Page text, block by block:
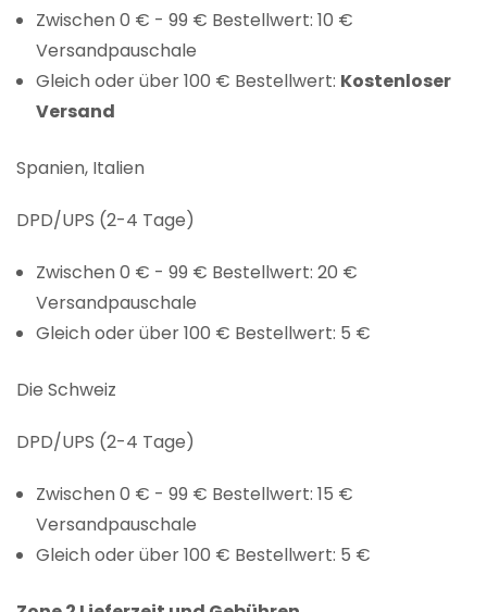
Zwischen 0 € - 99 € Bestellwert: 10 €
Versandpauschale
Gleich oder über 100 € Bestellwert: Kostenloser
Versand
Spanien, Italien
DPD/UPS (2-4 Tage)
Zwischen 0 € - 99 € Bestellwert: 20 €
Versandpauschale
Gleich oder über 100 € Bestellwert: 5 €
Die Schweiz
DPD/UPS (2-4 Tage)
Zwischen 0 € - 99 € Bestellwert: 15 €
Versandpauschale
Gleich oder über 100 € Bestellwert: 5 €